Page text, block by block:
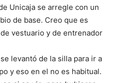
Unicaja se arregle con un
de base. Creo que es
vestuario y de entrenador
levantó de la silla para ir a
y eso en el no es habitual.